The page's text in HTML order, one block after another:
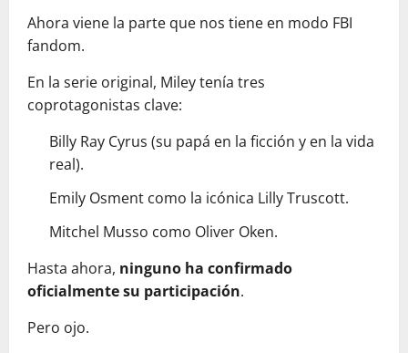
Ahora viene la parte que nos tiene en modo FBI
fandom.
En la serie original, Miley tenía tres
coprotagonistas clave:
Billy Ray Cyrus (su papá en la ficción y en la vida
real).
Emily Osment como la icónica Lilly Truscott.
Mitchel Musso como Oliver Oken.
Hasta ahora, ninguno ha confirmado
oficialmente su participación.
Pero ojo.